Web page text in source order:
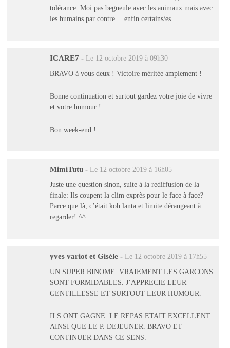
tolérance. Moi pas begueule avec les animaux mais avec
les humains par contre… enfin certains/es…
ICARE7 - Le 12 octobre 2019 à 09h30
BRAVO à vous deux ! Victoire méritée amplement !
Bonne continuation et surtout gardez votre joie de vivre
et votre humour !
Bon week-end !
MimiTutu - Le 12 octobre 2019 à 16h05
Juste une question sinon, suite à la rediffusion de la
finale: Ils coupent la clim exprès pour le face à face?
Parce que là, c’était koh lanta et limite dérangeant à
regarder! ^^
yves variot et Gisèle - Le 12 octobre 2019 à 17h55
UN SUPER BINOME. VRAIEMENT LES GARCONS
SONT FORMIDABLES. J’APPRECIE LEUR
GENTILLESSE ET SURTOUT LEUR HUMOUR.
ILS ONT GAGNE. LE REPAS ETAIT EXCELLENT
AINSI QUE LE P. DEJEUNER. BRAVO ET
CONTINUER DANS CE SENS.